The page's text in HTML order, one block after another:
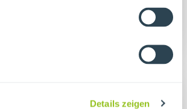
Details zeigen